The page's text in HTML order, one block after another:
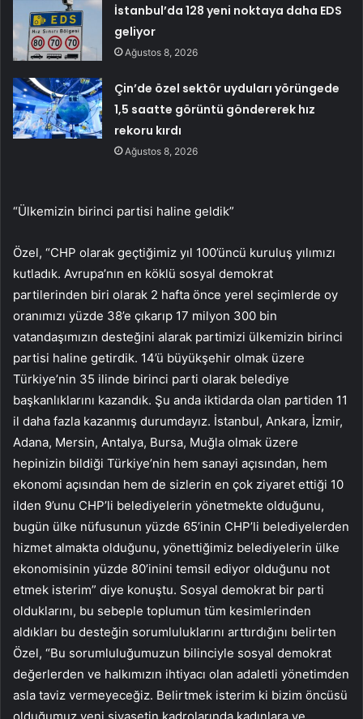
İstanbul’da 128 yeni noktaya daha EDS
geliyor
Ağustos 8, 2026
Çin’de özel sektör uyduları yörüngede
1,5 saatte görüntü göndererek hız
rekoru kırdı
Ağustos 8, 2026
“Ülkemizin birinci partisi haline geldik”
Özel, “CHP olarak geçtiğimiz yıl 100’üncü kuruluş yılımızı
kutladık. Avrupa’nın en köklü sosyal demokrat
partilerinden biri olarak 2 hafta önce yerel seçimlerde oy
oranımızı yüzde 38’e çıkarıp 17 milyon 300 bin
vatandaşımızın desteğini alarak partimizi ülkemizin birinci
partisi haline getirdik. 14’ü büyükşehir olmak üzere
Türkiye’nin 35 ilinde birinci parti olarak belediye
başkanlıklarını kazandık. Şu anda iktidarda olan partiden 11
il daha fazla kazanmış durumdayız. İstanbul, Ankara, İzmir,
Adana, Mersin, Antalya, Bursa, Muğla olmak üzere
hepinizin bildiği Türkiye’nin hem sanayi açısından, hem
ekonomi açısından hem de sizlerin en çok ziyaret ettiği 10
ilden 9’unu CHP’li belediyelerin yönetmekte olduğunu,
bugün ülke nüfusunun yüzde 65’inin CHP’li belediyelerden
hizmet almakta olduğunu, yönettiğimiz belediyelerin ülke
ekonomisinin yüzde 80’inini temsil ediyor olduğunu not
etmek isterim” diye konuştu. Sosyal demokrat bir parti
olduklarını, bu sebeple toplumun tüm kesimlerinden
aldıkları bu desteğin sorumluluklarını arttırdığını belirten
Özel, “Bu sorumluluğumuzun bilinciyle sosyal demokrat
değerlerden ve halkımızın ihtiyacı olan adaletli yönetimden
asla taviz vermeyeceğiz. Belirtmek isterim ki bizim öncüsü